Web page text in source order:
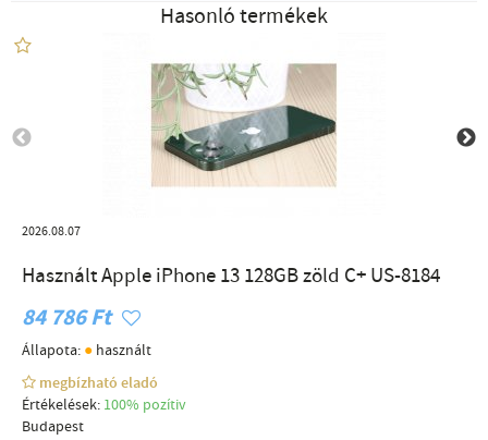
Hasonló termékek
2026.08.07
Használt Apple iPhone 13 128GB zöld C+ US-8184
84 786 Ft
Állapota: ● használt
megbízható eladó
Értékelések: 100% pozítiv
Budapest